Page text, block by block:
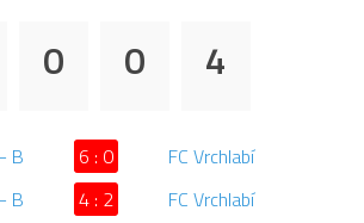
0 0 4
B 6 : 0 FC Vrchlabí
B 4 : 2 FC Vrchlabí